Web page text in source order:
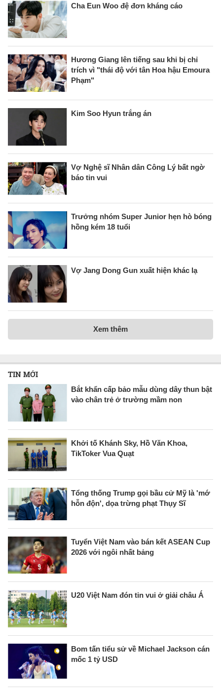
Cha Eun Woo đệ đơn kháng cáo
Hương Giang lên tiếng sau khi bị chỉ
trích vì "thái độ với tân Hoa hậu Emoura
Phạm"
Kim Soo Hyun trắng án
Vợ Nghệ sĩ Nhân dân Công Lý bất ngờ
báo tin vui
Trưởng nhóm Super Junior hẹn hò bóng
hồng kém 18 tuổi
Vợ Jang Dong Gun xuất hiện khác lạ
Xem thêm
TIN MỚI
Bắt khẩn cấp bảo mẫu dùng dây thun bật
vào chân trẻ ở trường mầm non
Khởi tố Khánh Sky, Hồ Văn Khoa,
TikToker Vua Quạt
Tổng thống Trump gọi bầu cử Mỹ là 'mớ
hỗn độn', dọa trừng phạt Thụy Sĩ
Tuyển Việt Nam vào bán kết ASEAN Cup
2026 với ngôi nhất bảng
U20 Việt Nam đón tin vui ở giải châu Á
Bom tấn tiểu sử về Michael Jackson cán
mốc 1 tỷ USD